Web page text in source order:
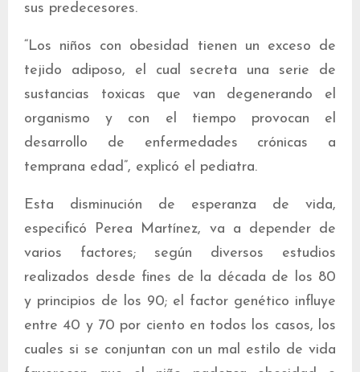
sus predecesores.
“Los niños con obesidad tienen un exceso de
tejido adiposo, el cual secreta una serie de
sustancias toxicas que van degenerando el
organismo y con el tiempo provocan el
desarrollo de enfermedades crónicas a
temprana edad”, explicó el pediatra.
Esta disminución de esperanza de vida,
especificó Perea Martínez, va a depender de
varios factores; según diversos estudios
realizados desde fines de la década de los 80
y principios de los 90; el factor genético influye
entre 40 y 70 por ciento en todos los casos, los
cuales si se conjuntan con un mal estilo de vida